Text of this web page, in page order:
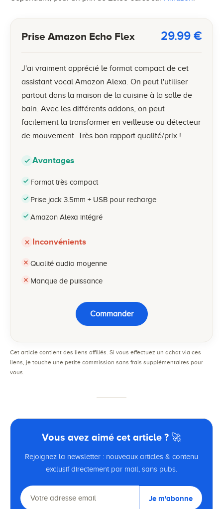
Prise Amazon Echo Flex 29.99 €
J'ai vraiment apprécié le format compact de cet
assistant vocal Amazon Alexa. On peut l'utiliser
partout dans la maison de la cuisine à la salle de
bain. Avec les différents addons, on peut
facilement la transformer en veilleuse ou détecteur
de mouvement. Très bon rapport qualité/prix !
Avantages
Format très compact
Prise jack 3.5mm + USB pour recharge
Amazon Alexa intégré
Inconvénients
Qualité audio moyenne
Manque de puissance
Commander
Cet article contient des liens affiliés. Si vous effectuez un achat via ces
liens, je touche une petite commission sans frais supplémentaires pour
vous.
Vous avez aimé cet article ? 🚀
Rejoignez la newsletter : nouveaux articles & contenu
exclusif directement par mail, sans pubs.
Je m'abonne